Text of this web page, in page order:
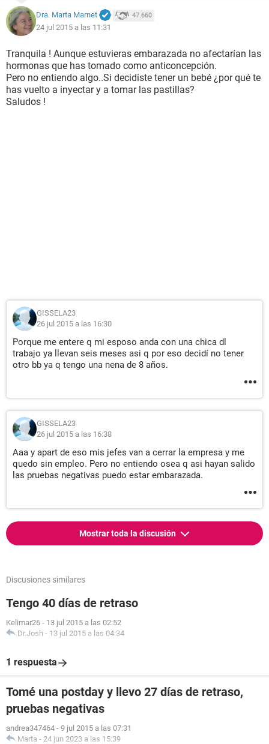
Dra. Marta Marnet 47.660
24 jul 2015 a las 11:31
Tranquila ! Aunque estuvieras embarazada no afectarían las
hormonas que has tomado como anticoncepción.
Pero no entiendo algo..Si decidiste tener un bebé ¿por qué te
has vuelto a inyectar y a tomar las pastillas?
Saludos !
GISSELA23
26 jul 2015 a las 16:30
Porque me entere q mi esposo anda con una chica dl
trabajo ya llevan seis meses asi q por eso decidí no tener
otro bb ya q tengo una nena de 8 años.
GISSELA23
26 jul 2015 a las 16:38
Aaa y apart de eso mis jefes van a cerrar la empresa y me
quedo sin empleo. Pero no entiendo osea q asi hayan salido
las pruebas negativas puedo estar embarazada.
Mostrar toda la discusión
Discusiones similares
Tengo 40 días de retraso
Kelimar26 - 13 jul 2015 a las 02:52
Dr.Josh - 13 jul 2015 a las 04:34
1 respuesta
Tomé una postday y llevo 27 días de retraso,
pruebas negativas
andrea347464 - 9 jul 2015 a las 07:31
Marta - 24 jun 2023 a las 15:39